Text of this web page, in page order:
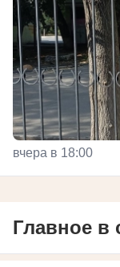
вчера в 18:00
Главное в